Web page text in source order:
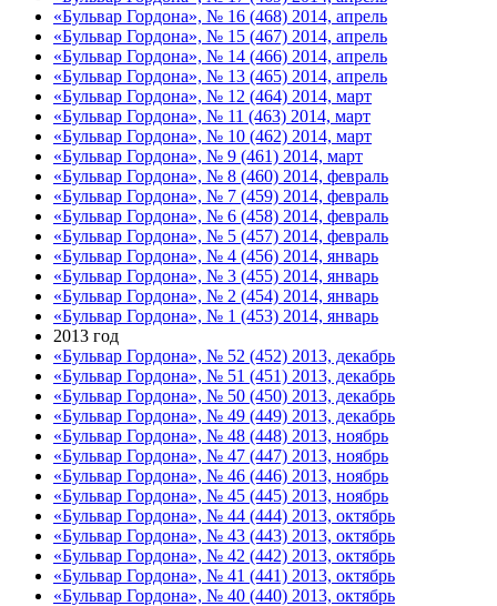
«Бульвар Гордона», № 16 (468) 2014, апрель
«Бульвар Гордона», № 15 (467) 2014, апрель
«Бульвар Гордона», № 14 (466) 2014, апрель
«Бульвар Гордона», № 13 (465) 2014, апрель
«Бульвар Гордона», № 12 (464) 2014, март
«Бульвар Гордона», № 11 (463) 2014, март
«Бульвар Гордона», № 10 (462) 2014, март
«Бульвар Гордона», № 9 (461) 2014, март
«Бульвар Гордона», № 8 (460) 2014, февраль
«Бульвар Гордона», № 7 (459) 2014, февраль
«Бульвар Гордона», № 6 (458) 2014, февраль
«Бульвар Гордона», № 5 (457) 2014, февраль
«Бульвар Гордона», № 4 (456) 2014, январь
«Бульвар Гордона», № 3 (455) 2014, январь
«Бульвар Гордона», № 2 (454) 2014, январь
«Бульвар Гордона», № 1 (453) 2014, январь
2013 год
«Бульвар Гордона», № 52 (452) 2013, декабрь
«Бульвар Гордона», № 51 (451) 2013, декабрь
«Бульвар Гордона», № 50 (450) 2013, декабрь
«Бульвар Гордона», № 49 (449) 2013, декабрь
«Бульвар Гордона», № 48 (448) 2013, ноябрь
«Бульвар Гордона», № 47 (447) 2013, ноябрь
«Бульвар Гордона», № 46 (446) 2013, ноябрь
«Бульвар Гордона», № 45 (445) 2013, ноябрь
«Бульвар Гордона», № 44 (444) 2013, октябрь
«Бульвар Гордона», № 43 (443) 2013, октябрь
«Бульвар Гордона», № 42 (442) 2013, октябрь
«Бульвар Гордона», № 41 (441) 2013, октябрь
«Бульвар Гордона», № 40 (440) 2013, октябрь